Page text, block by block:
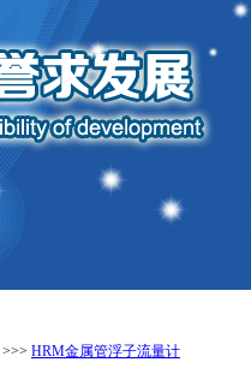
>>> HRM金属管浮子流量计